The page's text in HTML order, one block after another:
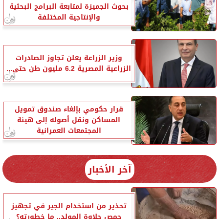
بحوث الجميزة لمتابعة البرامج البحثية
والإنتاجية المختلفة
وزير الزراعة يعلن تجاوز الصادرات
الزراعية المصرية 6.2 مليون طن حتى...
قرار حكومي بإلغاء صندوق تمويل
المساكن ونقل أصوله إلى هيئة
المجتمعات العمرانية
آخر الأخبار
تحذير من استخدام الجير في تجهيز